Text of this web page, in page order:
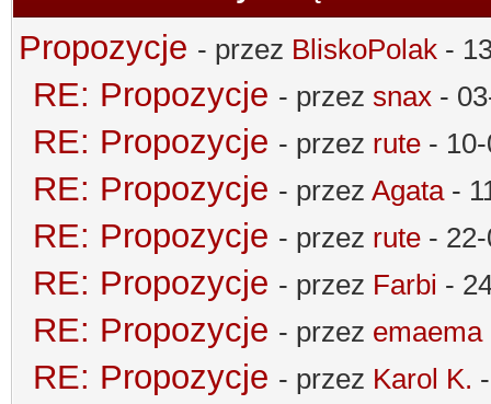
Propozycje - przez BliskoPolak -
RE: Propozycje - przez snax -
RE: Propozycje - przez rute -
RE: Propozycje - przez Agata-
RE: Propozycje - przez rute -
RE: Propozycje - przez Farbi -
RE: Propozycje - przez emaema
RE: Propozycje - przez Karol K.